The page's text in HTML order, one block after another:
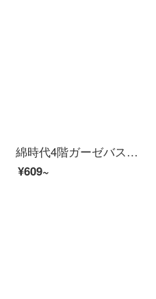
綿時代4階ガーゼバスタオル綿家庭用吸水速乾風呂乳児標準男女蕾粉90 cm×160 cm（ストレッチサイズ）
¥609~